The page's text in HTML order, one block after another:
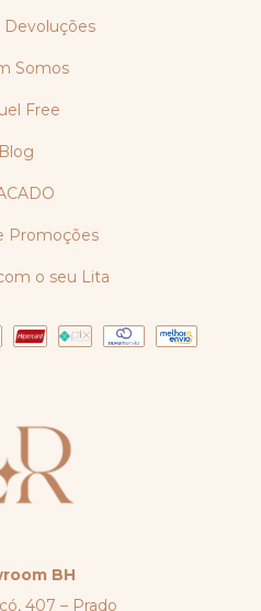
Devoluções
Somos
Free
Blog
Promoções
o seu Lita
BH
407 – Prado